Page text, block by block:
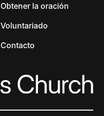
Obtener la oración
Voluntariado
Contacto